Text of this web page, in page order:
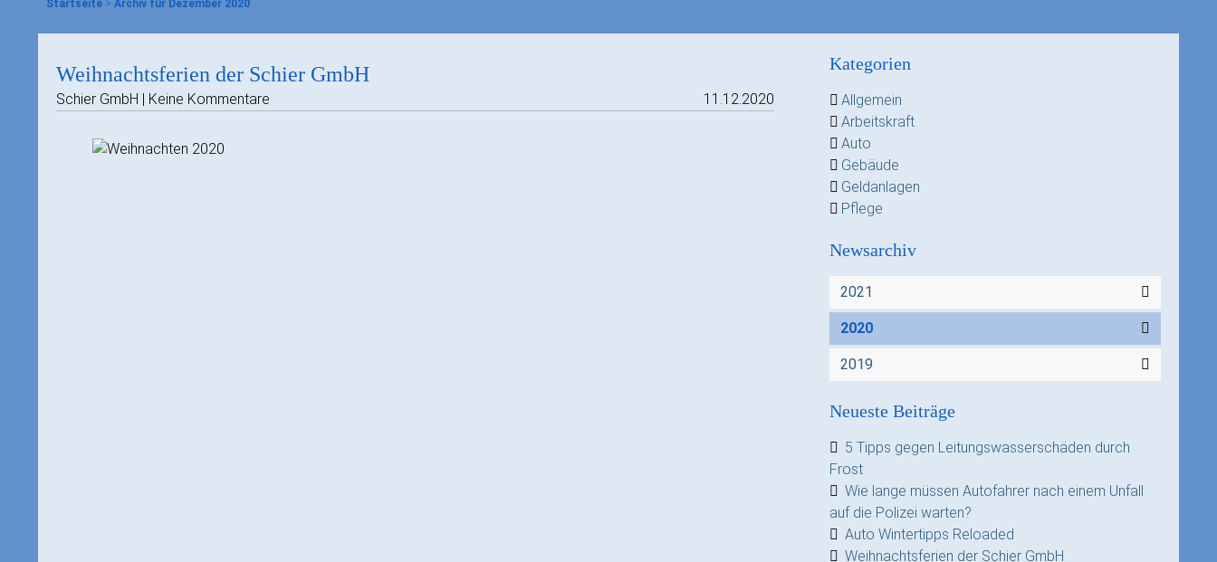
Startseite > Archiv für Dezember 2020
Weihnachtsferien der Schier GmbH
Schier GmbH | Keine Kommentare 11.12.2020
Kategorien
Allgemein
Arbeitskraft
Auto
Gebäude
Geldanlagen
Pflege
Newsarchiv
2021
2020
2019
Neueste Beiträge
5 Tipps gegen Leitungswasserschäden durch
Frost
Wie lange müssen Autofahrer nach einem Unfall
auf die Polizei warten?
Auto Wintertipps Reloaded
Weihnachtsferien der Schier GmbH